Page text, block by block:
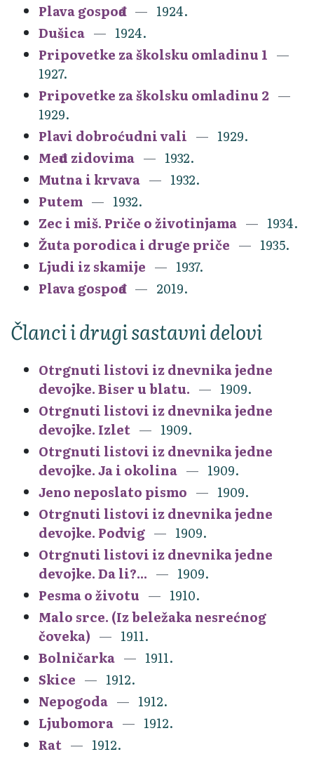
Plava gospođa
1924.
Dušica
1924.
Pripovetke za školsku omladinu 1
1927.
Pripovetke za školsku omladinu 2
1929.
Plavi dobroćudni vali
1929.
Među zidovima
1932.
Mutna i krvava
1932.
Putem
1932.
Zec i miš. Priče o životinjama
1934.
Žuta porodica i druge priče
1935.
Ljudi iz skamije
1937.
Plava gospođa
2019.
Članci i drugi sastavni delovi
Otrgnuti listovi iz dnevnika jedne
devojke. Biser u blatu.
1909.
Otrgnuti listovi iz dnevnika jedne
devojke. Izlet
1909.
Otrgnuti listovi iz dnevnika jedne
devojke. Ja i okolina
1909.
Jeno neposlato pismo
1909.
Otrgnuti listovi iz dnevnika jedne
devojke. Podvig
1909.
Otrgnuti listovi iz dnevnika jedne
devojke. Da li?...
1909.
Pesma o životu
1910.
Malo srce. (Iz beležaka nesrećnog
čoveka)
1911.
Bolničarka
1911.
Skice
1912.
Nepogoda
1912.
Ljubomora
1912.
Rat
1912.